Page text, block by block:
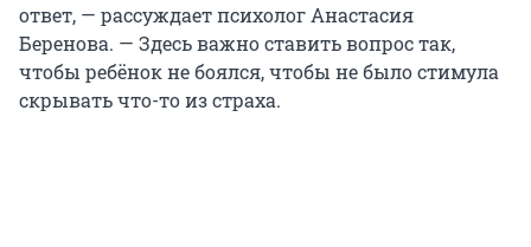
ответ, — рассуждает психолог Анастасия
Беренова. — Здесь важно ставить вопрос так,
чтобы ребёнок не боялся, чтобы не было стимула
скрывать что-то из страха.